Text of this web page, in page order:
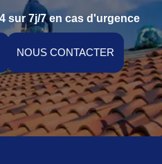
sur 7j/7 en cas d'urgence
NOUS CONTACTER